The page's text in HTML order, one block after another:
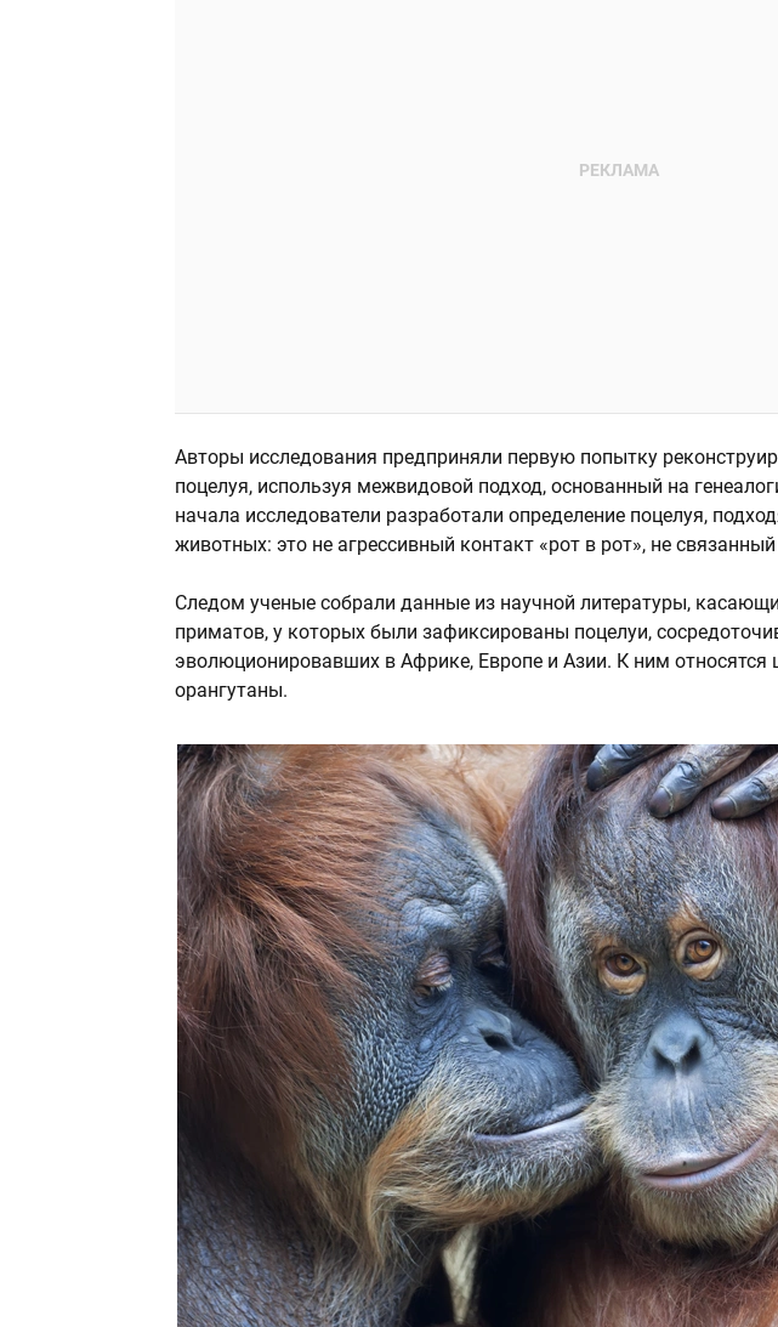
Авторы исследования предприняли первую попытку
поцелуя, используя межвидовой подход, основанный на
начала исследователи разработали определение поцелуя,
животных: это не агрессивный контакт «рот в рот», не
Следом ученые собрали данные из научной литературы,
приматов, у которых были зафиксированы поцелуи,
эволюционировавших в Африке, Европе и Азии. К ним относятся
орангутаны.